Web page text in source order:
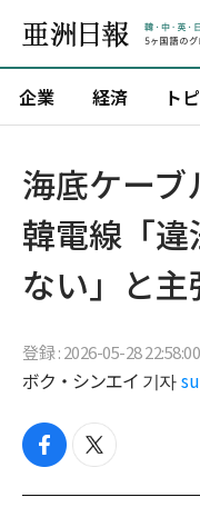
企業 経済 ト
海底ケー
韓電線「
ない」と主
登録 : 2026-05-28 22:58:00
ボク・シンエイ 기자
f
c
t
i